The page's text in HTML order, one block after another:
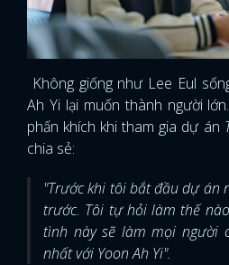
Không giống như Lee Eul
Ah Yi lại muốn thành người
phấn khích khi tham gia dự án
chia sẻ:
"Trước khi tôi bắt đầu dự án
trước. Tôi tự hỏi làm thế
tình này sẽ làm mọi người
nhất với Yoon Ah Yi".